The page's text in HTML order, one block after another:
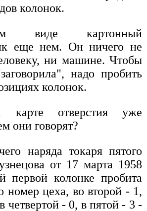
колонок.
виде картонный
еще нем. Он ничего не
ни машине. Чтобы
надо пробить
колонок.
отверстия уже
они говорят?
наряда токаря пятого
от 17 марта 1958
первой колонке пробита
номер цеха, во второй - 1,
четвертой - 0, в пятой - 3 -